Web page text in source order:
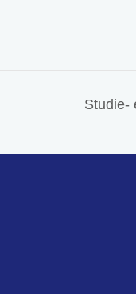
Studie-